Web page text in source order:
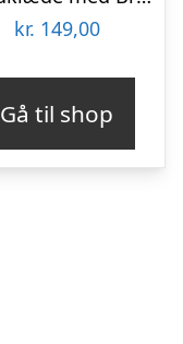
kr. 149,00
Gå til shop